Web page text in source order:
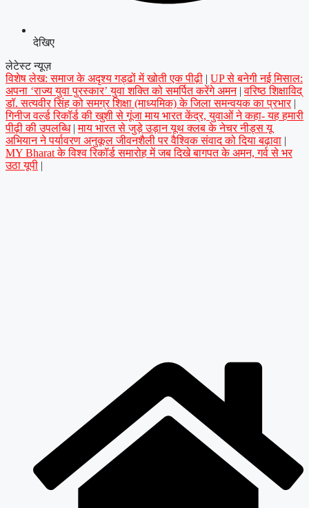
देखिए
लेटेस्ट न्यूज़
विशेष लेख: समाज के अदृश्य गड्ढों में खोती एक पीढ़ी | UP से बनेगी नई मिसाल:
अपना ‘राज्य युवा पुरस्कार’ युवा शक्ति को समर्पित करेंगे अमन | वरिष्ठ शिक्षाविद्
डॉ. सत्यवीर सिंह को समग्र शिक्षा (माध्यमिक) के जिला समन्वयक का प्रभार |
गिनीज वर्ल्ड रिकॉर्ड की खुशी से गूंजा माय भारत केंद्र, युवाओं ने कहा- यह हमारी
पीढ़ी की उपलब्धि | माय भारत से जुड़े उड़ान यूथ क्लब के नेचर नीड्स यू
अभियान ने पर्यावरण अनुकूल जीवनशैली पर वैश्विक संवाद को दिया बढ़ावा |
MY Bharat के विश्व रिकॉर्ड समारोह में जब दिखे बागपत के अमन, गर्व से भर
उठा यूपी |